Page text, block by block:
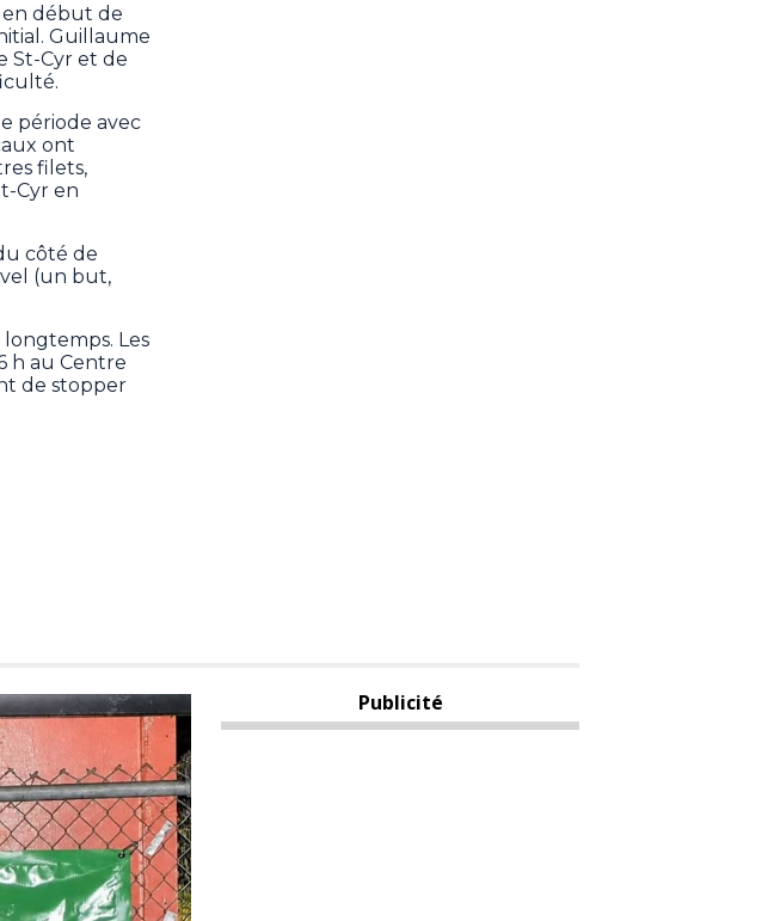
en début de
Guillaume
St-Cyr et de
période avec
ont
filets,
Cyr en
côté de
(un but,
longtemps. Les
h au Centre
de stopper
Publicité